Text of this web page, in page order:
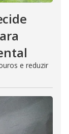
e reduzir